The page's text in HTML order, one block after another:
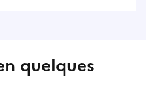
quelques